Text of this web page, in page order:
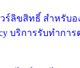
ร์ลิขสิทธิ์ สำหรับอ